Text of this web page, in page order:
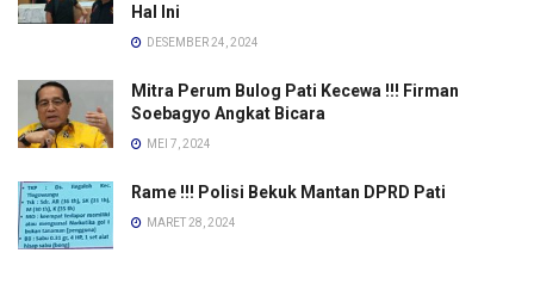
Hal Ini
DESEMBER 24, 2024
Mitra Perum Bulog Pati Kecewa !!! Firman
Soebagyo Angkat Bicara
MEI 7, 2024
Rame !!! Polisi Bekuk Mantan DPRD Pati
MARET 28, 2024